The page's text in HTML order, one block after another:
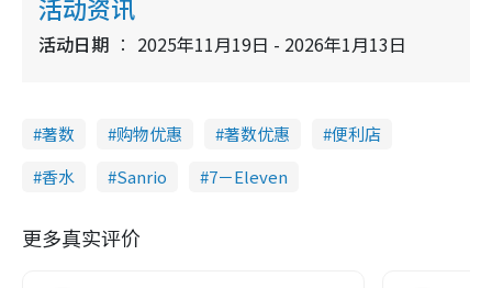
活动资讯
活动日期 2025年11月19日 - 2026年1月13日
著数 购物优惠 著数优惠
便利店
香水
Sanrio 7－Eleven
更多真实评价